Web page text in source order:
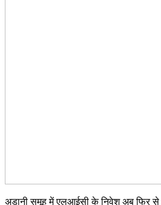
अडानी समूह में एलआईसी के निवेश अब फिर से